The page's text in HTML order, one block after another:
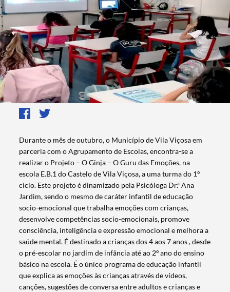
Durante o mês de outubro, o Município de Vila Viçosa em
parceria com o Agrupamento de Escolas, encontra-se a
realizar o Projeto – O Ginja – O Guru das Emoções, na
escola E.B.1 do Castelo de Vila Viçosa, a uma turma do 1º
ciclo. Este projeto é dinamizado pela Psicóloga Dr.ª Ana
Jardim, sendo o mesmo de caráter infantil de educação
socio-emocional que trabalha emoções com crianças,
desenvolve competências socio-emocionais, promove
consciência, inteligência e expressão emocional e melhora a
saúde mental. É destinado a crianças dos 4 aos 7 anos , desde
o pré-escolar no jardim de infância até ao 2º ano do ensino
básico na escola. É o único programa de educação infantil
que explica as emoções às crianças através de vídeos,
canções, sugestões de conversa entre adultos e crianças e